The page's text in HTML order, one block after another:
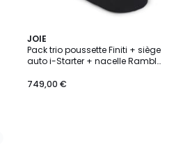
JOIE
Pack trio poussette Finiti + siège
auto i-Starter + nacelle Ramble
749,00 €